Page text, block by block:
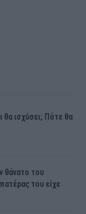
θα ισχύσει; Πότε θα
θάνατο του
του είχε